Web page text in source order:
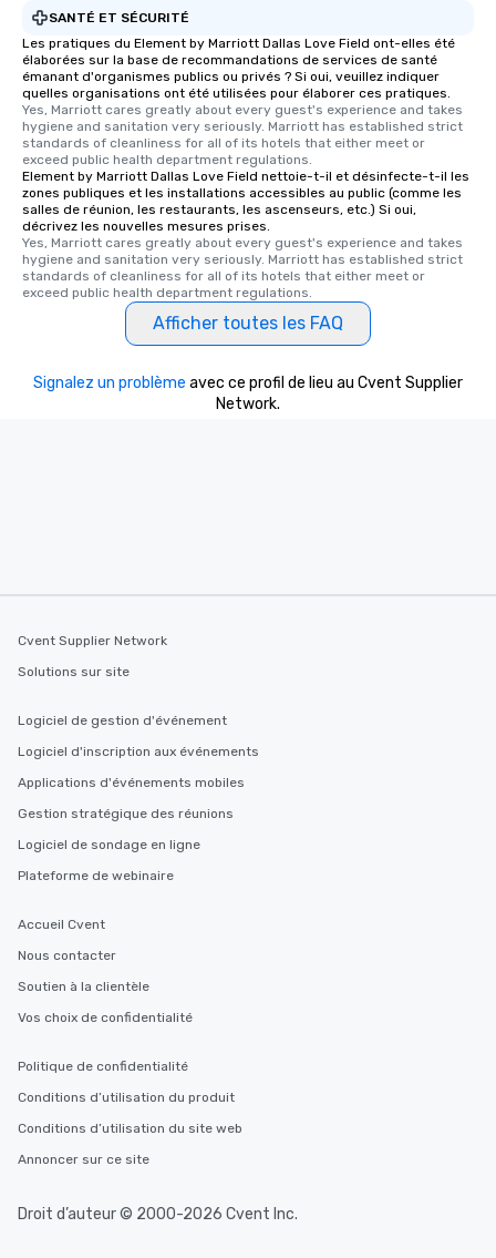
SANTÉ ET SÉCURITÉ
Les pratiques du Element by Marriott Dallas Love Field ont-elles été
élaborées sur la base de recommandations de services de santé
émanant d'organismes publics ou privés ? Si oui, veuillez indiquer
quelles organisations ont été utilisées pour élaborer ces pratiques.
Yes, Marriott cares greatly about every guest's experience and takes
hygiene and sanitation very seriously. Marriott has established strict
standards of cleanliness for all of its hotels that either meet or
exceed public health department regulations.
Element by Marriott Dallas Love Field nettoie-t-il et désinfecte-t-il les
zones publiques et les installations accessibles au public (comme les
salles de réunion, les restaurants, les ascenseurs, etc.) Si oui,
décrivez les nouvelles mesures prises.
Yes, Marriott cares greatly about every guest's experience and takes
hygiene and sanitation very seriously. Marriott has established strict
standards of cleanliness for all of its hotels that either meet or
exceed public health department regulations.
Afficher toutes les FAQ
Signalez un problème avec ce profil de lieu au Cvent Supplier
Network.
Cvent Supplier Network
Solutions sur site
Logiciel de gestion d'événement
Logiciel d'inscription aux événements
Applications d'événements mobiles
Gestion stratégique des réunions
Logiciel de sondage en ligne
Plateforme de webinaire
Accueil Cvent
Nous contacter
Soutien à la clientèle
Vos choix de confidentialité
Politique de confidentialité
Conditions d’utilisation du produit
Conditions d’utilisation du site web
Annoncer sur ce site
Droit d’auteur © 2000-2026 Cvent Inc.